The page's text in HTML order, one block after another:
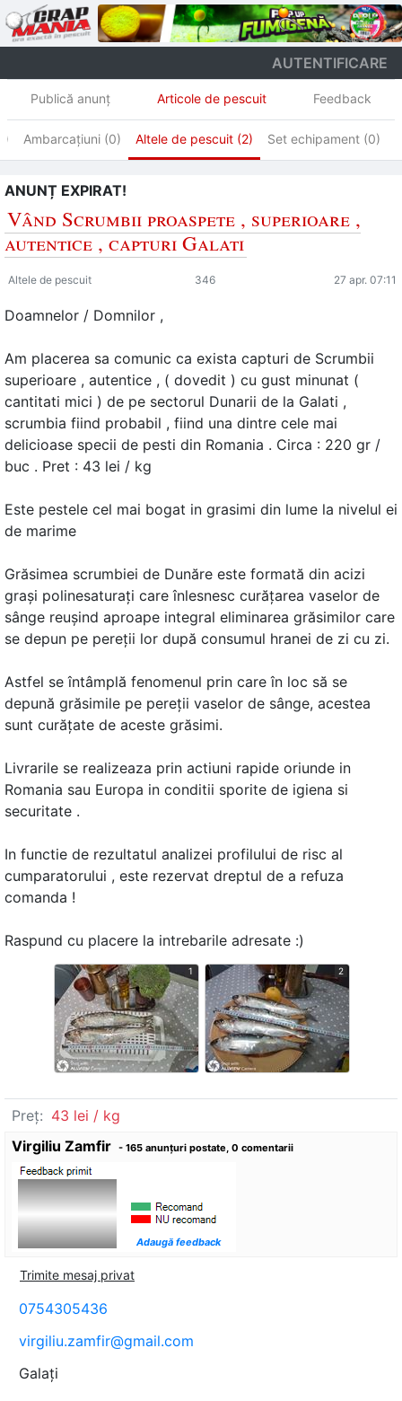
AUTENTIFICARE
Publică anunţ Articole de pescuit Feedback
Ambarcațiuni (0) Altele de pescuit (2) Set echipament (0)
ANUNȚ EXPIRAT!
Vând Scrumbii proaspete , superioare ,
autentice , capturi Galati
Altele de pescuit 346 27 apr. 07:11
Doamnelor / Domnilor ,
Am placerea sa comunic ca exista capturi de Scrumbii
superioare , autentice , ( dovedit ) cu gust minunat (
cantitati mici ) de pe sectorul Dunarii de la Galati ,
scrumbia fiind probabil , fiind una dintre cele mai
delicioase specii de pesti din Romania . Circa : 220 gr /
buc . Pret : 43 lei / kg
Este pestele cel mai bogat in grasimi din lume la nivelul ei
de marime
Grăsimea scrumbiei de Dunăre este formată din acizi
graşi polinesaturaţi care înlesnesc curăţarea vaselor de
sânge reuşind aproape integral eliminarea grăsimilor care
se depun pe pereţii lor după consumul hranei de zi cu zi.
Astfel se întâmplă fenomenul prin care în loc să se
depună grăsimile pe pereţii vaselor de sânge, acestea
sunt curăţate de aceste grăsimi.
Livrarile se realizeaza prin actiuni rapide oriunde in
Romania sau Europa in conditii sporite de igiena si
securitate .
In functie de rezultatul analizei profilului de risc al
cumparatorului , este rezervat dreptul de a refuza
comanda !
Raspund cu placere la intrebarile adresate :)
1 2
Preț: 43 lei / kg
Virgiliu Zamfir - 165 anunţuri postate, 0 comentarii
Adaugă feedback
Trimite mesaj privat
0754305436
virgiliu.zamfir@gmail.com
Galaţi